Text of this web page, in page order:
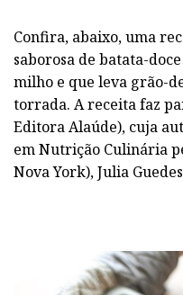
Confira, abaixo, uma
saborosa de batata-
milho e que leva grão-
torrada. A receita faz
Editora Alaúde), cuja
em Nutrição Culinária
Nova York), Julia